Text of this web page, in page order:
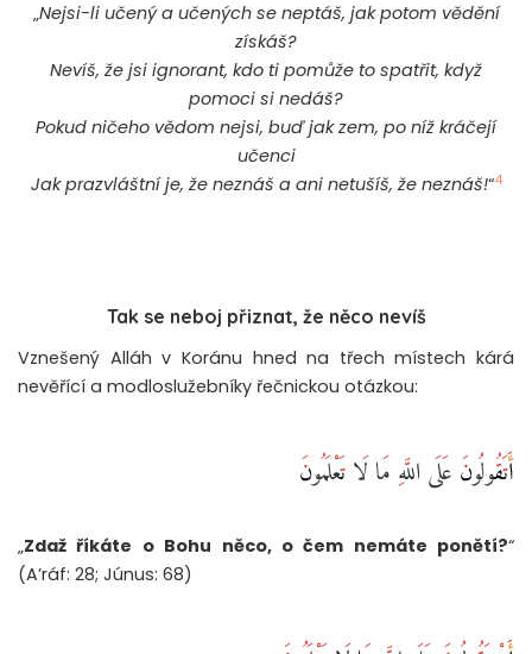
„Nejsi-li učený a učených se neptáš, jak potom vědění
získáš?
Nevíš, že jsi ignorant, kdo ti pomůže to spatřit, když
pomoci si nedáš?
Pokud ničeho vědom nejsi, buď jak zem, po níž kráčejí
učenci
Jak prazvláštní je, že neznáš a ani netušíš, že neznáš!“4
Tak se neboj přiznat, že něco nevíš
Vznešený Alláh v Koránu hned na třech místech kárá
nevěřící a modloslužebníky řečnickou otázkou:
أَتَقُولُونَ عَلَى اللَّهِ مَا لَا تَعْلَمُونَ ‎
„Zdaž říkáte o Bohu něco, o čem nemáte ponětí?“
(A’ráf: 28; Júnus: 68)